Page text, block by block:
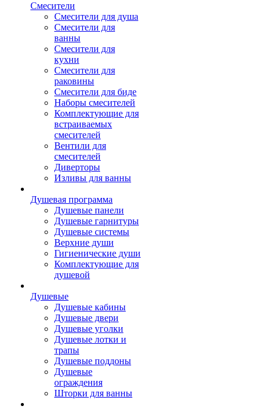
Смесители
Смесители для душа
Смесители для
ванны
Смесители для
кухни
Смесители для
раковины
Смесители для биде
Наборы смесителей
Комплектующие для
встраиваемых
смесителей
Вентили для
смесителей
Диверторы
Изливы для ванны
Душевая программа
Душевые панели
Душевые гарнитуры
Душевые системы
Верхние души
Гигиенические души
Комплектующие для
душевой
Душевые
Душевые кабины
Душевые двери
Душевые уголки
Душевые лотки и
трапы
Душевые поддоны
Душевые
ограждения
Шторки для ванны